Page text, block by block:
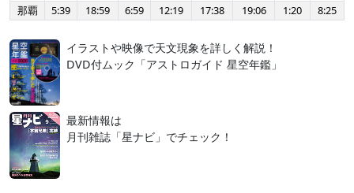
那覇
5:39 18:59 6:59 12:19 17:38 19:06 1:20 8:25
イラストや映像で天文現象を詳しく解説！
DVD付ムック「アストロガイド 星空年鑑」
最新情報は
月刊雑誌「星ナビ」でチェック！